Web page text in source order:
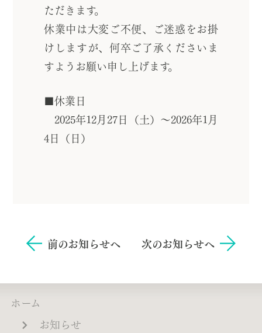
ただきます。
休業中は大変ご不便、ご迷惑をお掛
けしますが、何卒ご了承くださいま
すようお願い申し上げます。
■休業日
2025年12月27日（土）～2026年1月
4日（日）
前のお知らせへ 次のお知らせへ
ホーム
お知らせ